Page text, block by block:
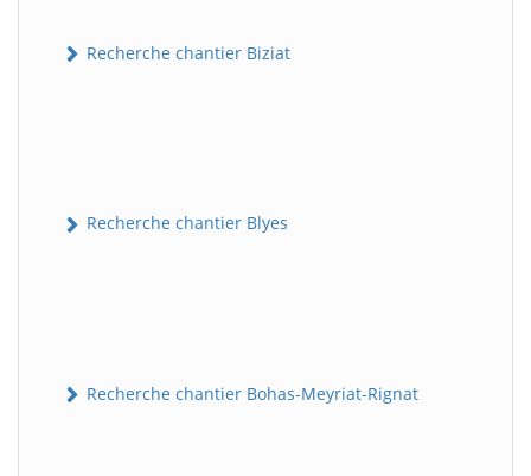
Recherche chantier Biziat
Recherche chantier Blyes
Recherche chantier Bohas-Meyriat-Rignat